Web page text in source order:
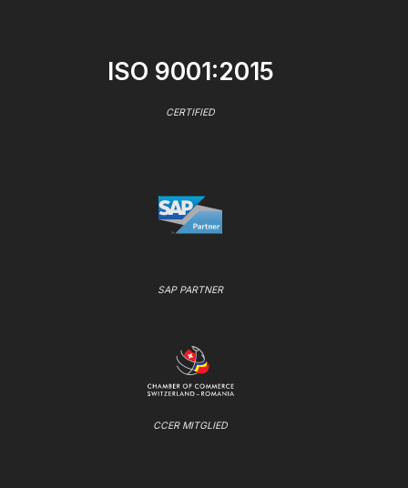
ISO 9001:2015
CERTIFIED
SAP PARTNER
CCER MITGLIED